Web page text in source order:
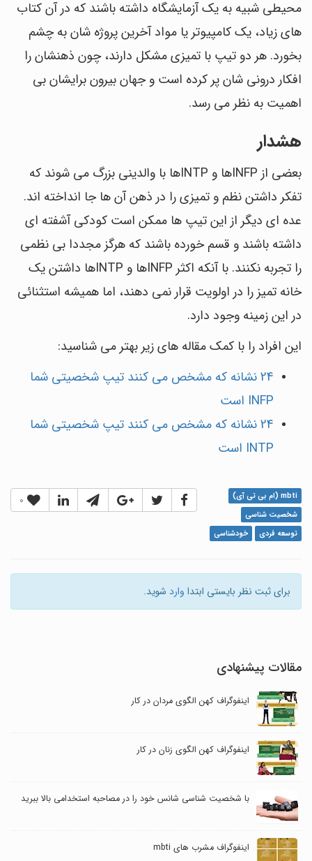
محیطی شبیه به یک آزمایشگاه داشته باشند که در آن کتاب
های زیاد، یک کامپیوتر یا مواد آخرین پروژه شان به چشم
بخورد. هر دو تیپ با تمیزی مشکل دارند، چون ذهنشان را
افکار درونی شان پر کرده است و جهان بیرون برایشان بی
اهمیت به نظر می رسد.
هشدار
بعضی از INFPها و INTPها با والدینی بزرگ می شوند که
تفکر داشتن نظم و تمیزی را در ذهن آن ها جا انداخته اند.
عده ای دیگر از این تیپ ها ممکن است کودکی آشفته ای
داشته باشند و قسم خورده باشند که هرگز مجددا بی نظمی
را تجربه نکنند. با آنکه اکثر INFPها و INTPها داشتن یک
خانه تمیز را در اولویت قرار نمی دهند، اما همیشه استثنائی
در این زمینه وجود دارد.
این افراد را با کمک مقاله های زیر بهتر می شناسید:
24 نشانه که مشخص می کنند تیپ شخصیتی شما
INFP است
24 نشانه که مشخص می کنند تیپ شخصیتی شما
INTP است
0
mbti (ام بی تی آی)
شخصیت شناسی
توسعه فردی
خودشناسی
برای ثبت نظر بایستی ابتدا وارد شوید.
مقالات پیشنهادی
اینفوگراف کهن الگوی مردان در کار
اینفوگراف کهن الگوی زنان در کار
با شخصیت شناسی شانس خود را در مصاحبه استخدامی بالا ببرید
اینفوگراف مشرب های mbti